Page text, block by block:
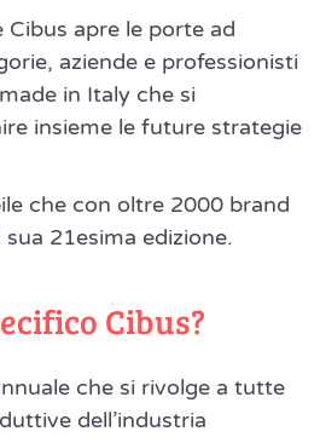
apre le porte ad
aziende e professionisti
in Italy che si
insieme le future strategie
che con oltre 2000 brand
21esima edizione.
Cibus?
che si rivolge a tutte
dell’industria